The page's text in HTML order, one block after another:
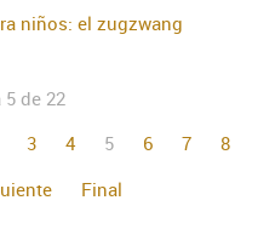
niños: el zugzwang
de 22
3 4 5 6 7
8
Final